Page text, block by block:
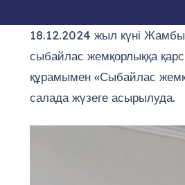
18.12.2024 жыл күні
сыбайлас жемқорлыққа
құрамымен «Сыбайлас
салада жүзеге асырылуда.